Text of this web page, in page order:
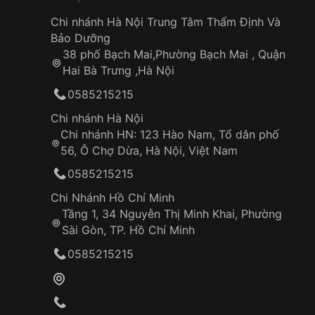
Màu xanh navy thời thượng
, hợp nhiều
thao.
Chống nước 100M
, phù hợp với các hoạt
nước.
Thiết kế nhẹ, thoải mái
Casio LRW-200HS-2EVDFlà chiếc đồng hồ
tìm kiếm một phụ kiện
là người bạn đồng hành đáng tin cậy trong cả
trí.
Chi nhánh Hà Nội Trung Tâm Thẩm Định Và
Bảo Dưỡng
38 phố Bạch Mai,Phường Bạch Mai , Quận
Hai Bà Trưng ,Hà Nội
0585215215
Chi nhánh Hà Nội
Chi nhánh HN: 123 Hào Nam, Tổ dân phố
56, Ô Chợ Dừa, Hà Nội, Việt Nam
0585215215
Chi Nhánh Hồ Chí Minh
Tầng 1, 34 Nguyễn Thị Minh Khai, Phường
Sài Gòn, TP. Hồ Chí Minh
0585215215